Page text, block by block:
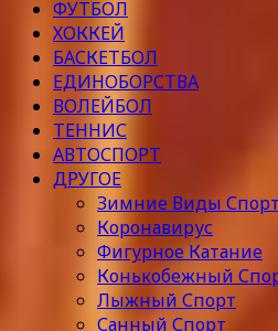
ФУТБОЛ
ХОККЕЙ
БАСКЕТБОЛ
ЕДИНОБОРСТВА
ВОЛЕЙБОЛ
ТЕННИС
АВТОСПОРТ
ДРУГОЕ
Зимние Виды
Коронавирус
Фигурное Катание
Конькобежный
Лыжный Спорт
Санный Спорт